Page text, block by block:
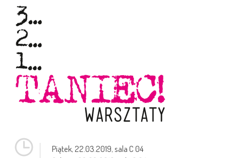
Piątek,22.03.2019, sala C 04